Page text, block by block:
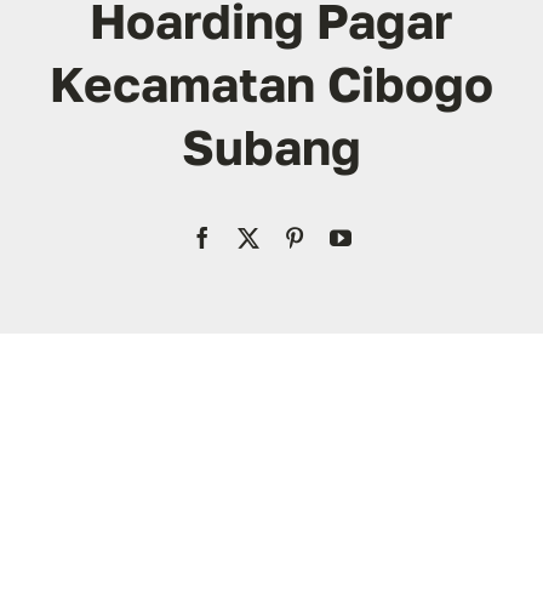
Hoarding Pagar
Kecamatan Cibogo
Subang